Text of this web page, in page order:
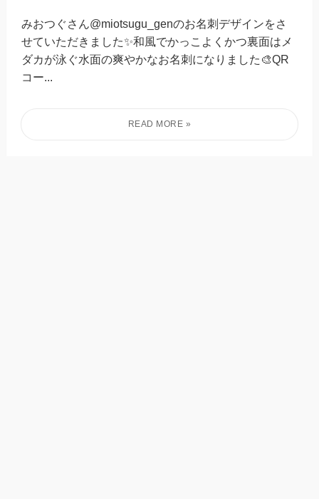
みおつぐさん@miotsugu_genのお名刺デザインをさ
せていただきました✨和風でかっこよくかつ裏面はメ
ダカが泳ぐ水面の爽やかなお名刺になりました🎨QR
コー...